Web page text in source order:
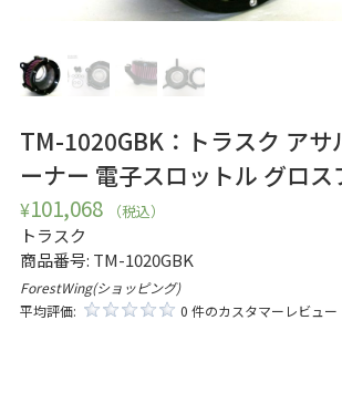
TM-1020GBK：トラスク アサ
ーナー 電子スロットル グロス
¥101,068 （税込）
トラスク
商品番号: TM-1020GBK
ForestWing(ショッピング)
平均評価:
0 件のカスタマーレビュー